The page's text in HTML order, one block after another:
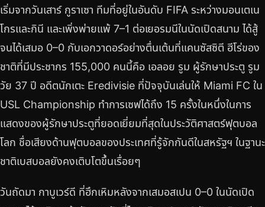
เริ่มจากวันเสาร์ กูราเซา ทีมที่อยู่ในอันดับ FIFA ระหว่างมอนเตเน
โกรและกินี และเพิ่งพ่ายแพ้ 7–1 ต่อเยอรมนีในนัดเปิดสนาม ได้สู้
จนได้เสมอ 0–0 กับเอกวาดอร์อย่างตื่นเต้นที่แคนซัสซิตี ฮีโร่ของ
ชาติที่มีประชากร 155,000 คนนี้คือ เอลอย รูม ผู้รักษาประตู รูม
วัย 37 ปี อดีตนักเตะ Eredivisie ที่ปัจจุบันเล่นให้ Miami FC ใน
USL Championship ทำการเซฟได้ถึง 15 ครั้งในหนึ่งในการ
แสดงของผู้รักษาประตูที่ยอดเยี่ยมที่สุดในประวัติศาสตร์ฟุตบอล
โลก ชื่อเสียงด้านฟุตบอลของประเทศที่รู้จักกันดีในสหรัฐฯ ในฐานะ
ชาติเบสบอลยังคงเติบโตขึ้นเรื่อยๆ
วันถัดมา กาบูเวร์ดี ที่ฮึกเหิมหลังจากเสมอสเปน 0–0 ในนัดเปิด